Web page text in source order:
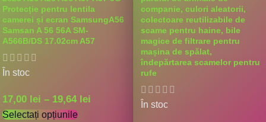
Protecție pentru lentila
camerei și ecran SamsungA56
Samsan A 56 56A SM-
A566B/DS 17.02cm A57
În stoc
17,00 lei – 19,64 lei
Selectați opțiunile
companie, culori aleatorii,
colectoare reutilizabile de
scame pentru haine, bile
magice de filtrare pentru
mașina de spălat,
îndepărtarea scamelor pentru
rufe
În stoc